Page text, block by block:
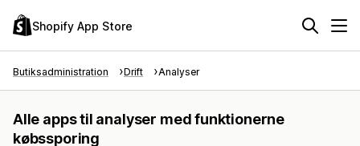
Shopify App Store
Butiksadministration Drift Analyser
Alle apps til analyser med funktionerne
købssporing